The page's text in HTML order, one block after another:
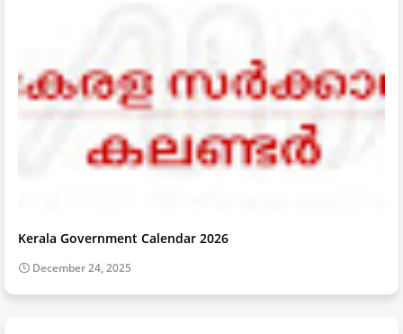
Kerala Government Calendar 2026
December 24, 2025